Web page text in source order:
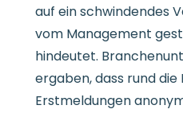
auf ein schwindendes
vom Management
hindeutet.
ergaben, dass rund
Erstmeldungen